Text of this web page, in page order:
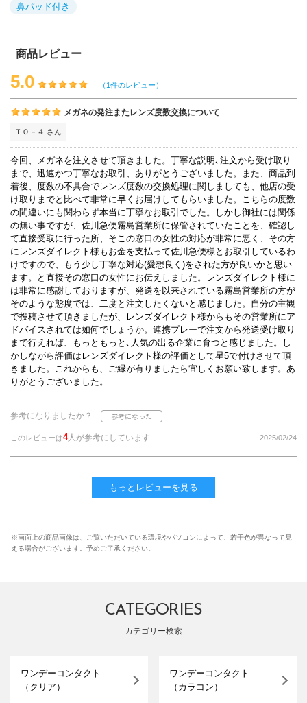
鼻パッド付き
商品レビュー
5.0 （1件のレビュー）
メガネの発注またレンズ度数交換について
ＴＯ－４ さん
今回、メガネを注文させて頂きました。丁寧な説明､注文から受け取り
まで、迅速かつ丁寧なお取引、ありがとうございました。また、商品到
着後、度数の不具合でレンズ度数の交換処理に関しましても、他店の受
け取りまでと比べて非常に早くお届けしてもらいました。こちらの度数
の間違いにも関わらず本当に丁寧なお取引でした。しかし御社には関係
の無い事ですが、佐川急便霧島営業所に保管されていたことを、確認し
て直接受取に行った所、そこの窓口の女性の対応が非常に悪く、その方
にレンズダイレクト様もお金を支払って佐川急便様とお取引しているわ
けですので、もう少し丁寧な対応(愛想良く)をされた方が良いかと思い
ます。と直接その窓口の女性にお伝えしました。レンズダイレクト様に
は非常に感謝しておりますが、発送を以来されている霧島営業所の方が
そのような態度では、二度と注文したくないと感じました。自分の主観
で投稿させて頂きましたが、レンズダイレクト様からもその営業所にア
ドバイスされては如何でしょうか。連携プレーで注文から発送受け取り
まで行えれば、もっともっと､人気の出る企業に育つと感じました。し
かしながら評価はレンズダイレクト様の評価として星5で付けさせて頂
きました。これからも、ご縁が有りましたら宜しくお願い致します。あ
りがとうございました。
参考になりましたか？
このレビューは4人が参考にしています 2025/02/24
もっとレビューを見る
※画面上の商品画像は、ご覧いただいている環境やパソコンによって、若干色が異なって見
える場合がございます。予めご了承ください。
CATEGORIES
カテゴリー検索
ワンデーコンタクト
（クリア）
ワンデーコンタクト
（カラコン）